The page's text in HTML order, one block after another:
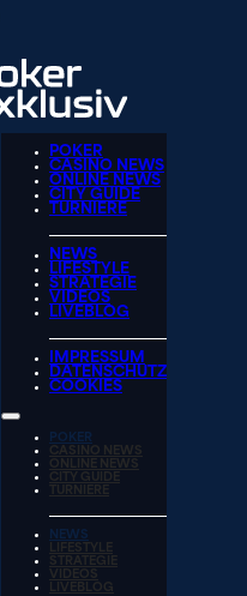
POKER
CASINO NEWS
ONLINE NEWS
CITY GUIDE
TURNIERE
NEWS
LIFESTYLE
STRATEGIE
VIDEOS
LIVEBLOG
IMPRESSUM
DATENSCHUTZ
COOKIES
POKER
CASINO NEWS
ONLINE NEWS
CITY GUIDE
TURNIERE
NEWS
LIFESTYLE
STRATEGIE
VIDEOS
LIVEBLOG